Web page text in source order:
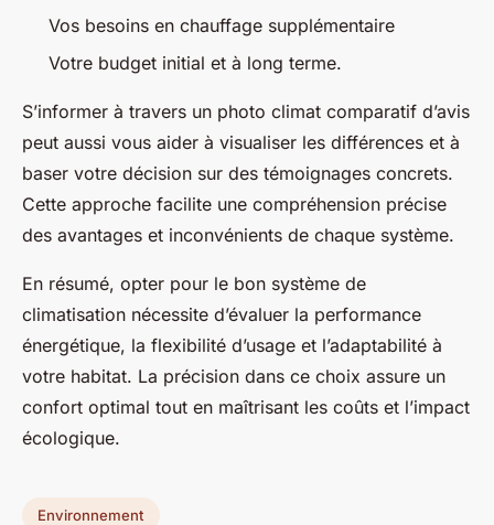
Vos besoins en chauffage supplémentaire
Votre budget initial et à long terme.
S’informer à travers un photo climat comparatif d’avis
peut aussi vous aider à visualiser les différences et à
baser votre décision sur des témoignages concrets.
Cette approche facilite une compréhension précise
des avantages et inconvénients de chaque système.
En résumé, opter pour le bon système de
climatisation nécessite d’évaluer la performance
énergétique, la flexibilité d’usage et l’adaptabilité à
votre habitat. La précision dans ce choix assure un
confort optimal tout en maîtrisant les coûts et l’impact
écologique.
Environnement